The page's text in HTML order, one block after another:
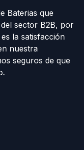
Baterias que
sector B2B, por
la satisfacción
nuestra
seguros de que